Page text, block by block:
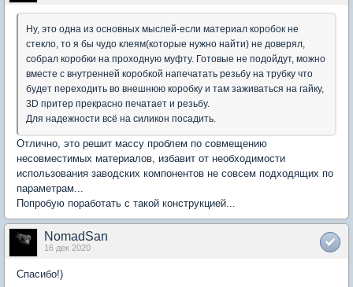
Ну, это одна из основных мыслей-если материал коробок не
стекло, то я бы чудо клеям(которые нужно найти) не доверял,
собрал коробки на проходную муфту. Готовые не подойдут, можно
вместе с внутренней коробкой напечатать резьбу на трубку что
будет переходить во внешнюю коробку и там заживаться на гайку,
3D притер прекрасно печатает и резьбу.
Для надежности всё на силикон посадить.
Отлично, это решит массу проблем по совмещению
несовместимых материалов, избавит от необходимости
использования заводских компонентов не совсем подходящих по
параметрам...
Попробую поработать с такой конструкцией...
NomadSan
16 дек 2020
Спасибо!)